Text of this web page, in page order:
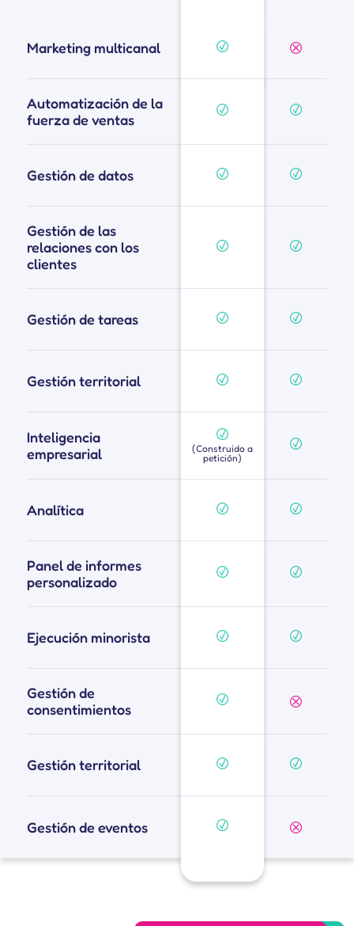
Marketing multicanal
Automatización de la
fuerza de ventas
Gestión de datos
Gestión de las
relaciones con los
clientes
Gestión de tareas
Gestión territorial
Inteligencia
empresarial
(Construido a
petición)
Analítica
Panel de informes
personalizado
Ejecución minorista
Gestión de
consentimientos
Gestión territorial
Gestión de eventos